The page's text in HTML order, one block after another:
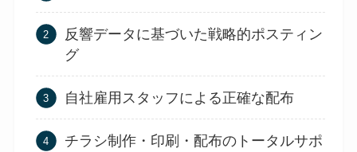
反響データに基づいた戦略的ポスティン
グ
自社雇用スタッフによる正確な配布
チラシ制作・印刷・配布のトータルサポ